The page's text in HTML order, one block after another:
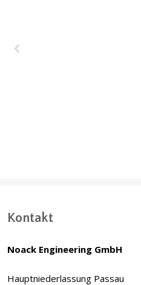
Kontakt
Noack Engineering GmbH
Hauptniederlassung Passau